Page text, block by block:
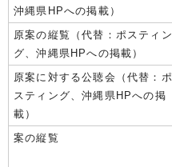
沖縄県HPへの掲載）
原案の縦覧（代替：ポスティン
グ、沖縄県HPへの掲載）
原案に対する公聴会（代替：ポ
スティング、沖縄県HPへの掲
載）
案の縦覧